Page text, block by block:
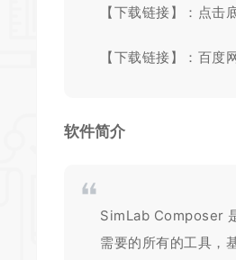
【下载链接】：点击
【下载链接】：百度
软件简介
SimLab Composer
需要的所有的工具，